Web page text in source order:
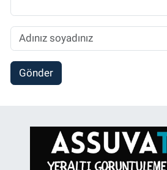
Gönder